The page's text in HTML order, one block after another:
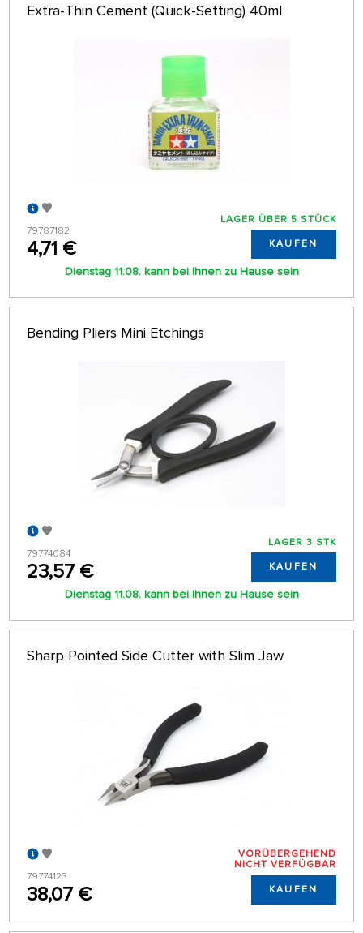
Extra-Thin Cement (Quick-Setting) 40ml
79787182
4,71 €
LAGER ÜBER 5 STÜCK
KAUFEN
Dienstag 11.08. kann bei Ihnen zu Hause sein
Bending Pliers Mini Etchings
79774084
23,57 €
LAGER 3 STK
KAUFEN
Dienstag 11.08. kann bei Ihnen zu Hause sein
Sharp Pointed Side Cutter with Slim Jaw
79774123
38,07 €
VORÜBERGEHEND
NICHT VERFÜGBAR
KAUFEN